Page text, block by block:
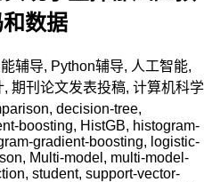
数据
辅导, Python辅导, 人工智能,
, 期刊论文发表投稿, 计算机科学
, decision-tree,
boosting, HistGB, histogram-
gradient-boosting, logistic-
, Multi-model , multi-model-
, student, support-vector-